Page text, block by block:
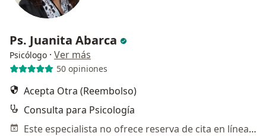
Ps. Juanita Abarca
Psicólogo · Ver más
50 opiniones
Acepta Otra (Reembolso)
Consulta para Psicología
Este especialista no ofrece reserva de cita en línea en esta dirección.